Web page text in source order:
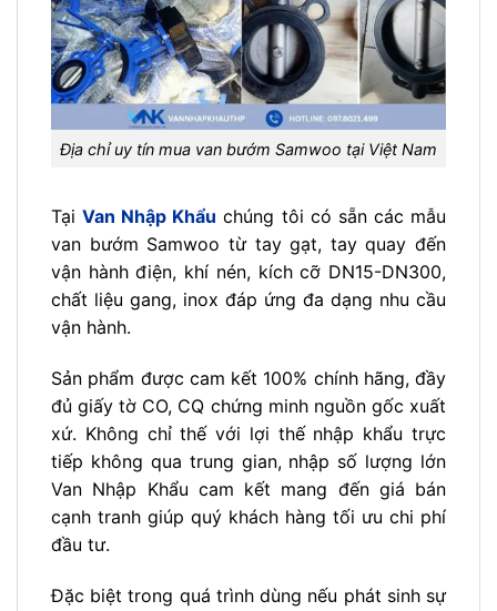
Địa chỉ uy tín mua van bướm Samwoo tại Việt Nam
TạiVan Nhập Khẩu chúng tôi có sẵn các mẫu
van bướm Samwoo từ tay gạt, tay quay đến
vận hành điện, khí nén, kích cỡ DN15-DN300,
chất liệu gang, inox đáp ứng đa dạng nhu cầu
vận hành.
Sản phẩm được cam kết 100% chính hãng, đầy
đủ giấy tờ CO, CQ chứng minh nguồn gốc xuất
xứ. Không chỉ thế với lợi thế nhập khẩu trực
tiếp không qua trung gian, nhập số lượng lớn
Van Nhập Khẩu cam kết mang đến giá bán
cạnh tranh giúp quý khách hàng tối ưu chi phí
đầu tư.
Đặc biệt trong quá trình dùng nếu phát sinh sự